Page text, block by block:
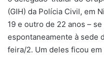
(GIH) da Polícia Civil, em
19 e outro de 22 anos –
espontaneamente à sede
feira/2. Um deles ficou